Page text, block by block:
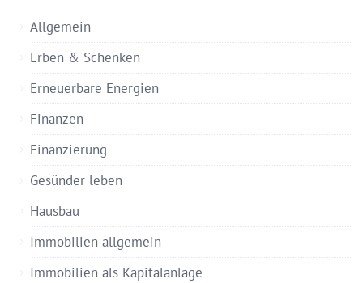
Allgemein
Erben & Schenken
Erneuerbare Energien
Finanzen
Finanzierung
Gesünder leben
Hausbau
Immobilien allgemein
Immobilien als Kapitalanlage